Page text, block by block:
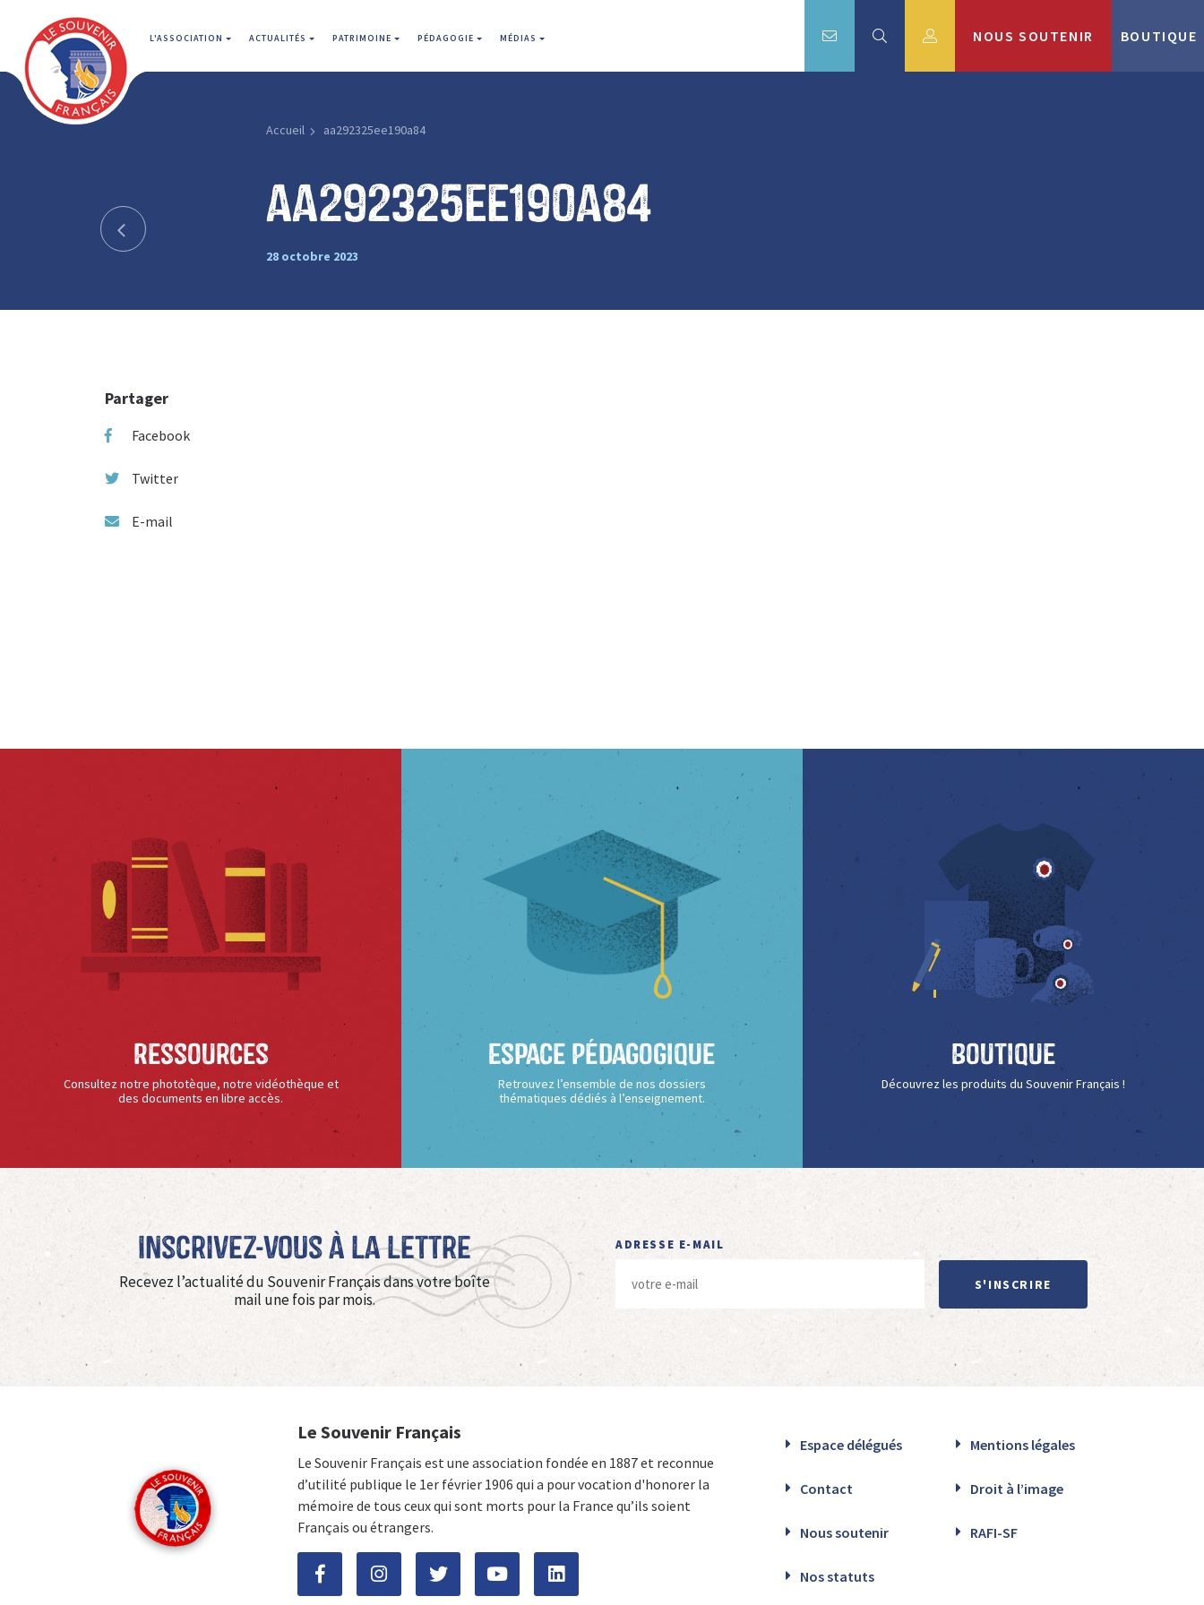
L'ASSOCIATION ACTUALITÉS PATRIMOINE PÉDAGOGIE MÉDIAS NOUS SOUTENIR BOUTIQUE
Accueil aa292325ee190a84
aa292325ee190a84
28 octobre 2023
Partager
Facebook
Twitter
E-mail
Ressources
Consultez notre phototèque, notre vidéothèque et
des documents en libre accès.
Espace Pédagogique
Retrouvez l’ensemble de nos dossiers
thématiques dédiés à l’enseignement.
Boutique
Découvrez les produits du Souvenir Français !
Inscrivez-vous à La Lettre
Recevez l’actualité du Souvenir Français dans votre boîte
mail une fois par mois.
ADRESSE E-MAIL
S'INSCRIRE
Le Souvenir Français
Le Souvenir Français est une association fondée en 1887 et reconnue
d’utilité publique le 1er février 1906 qui a pour vocation d'honorer la
mémoire de tous ceux qui sont morts pour la France qu’ils soient
Français ou étrangers.
Espace délégués Mentions légales
Contact Droit à l’image
Nous soutenir RAFI-SF
Nos statuts